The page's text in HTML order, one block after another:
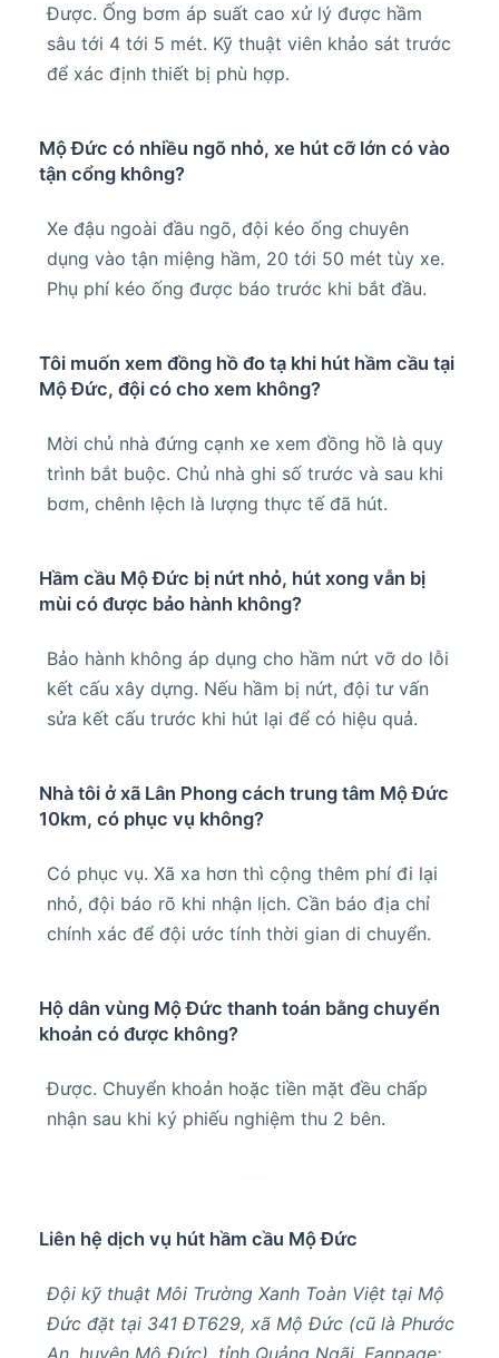
Được. Ống bơm áp suất cao xử lý được hầm
sâu tới 4 tới 5 mét. Kỹ thuật viên khảo sát trước
để xác định thiết bị phù hợp.
Mộ Đức có nhiều ngõ nhỏ, xe hút cỡ lớn có vào
tận cổng không?
Xe đậu ngoài đầu ngõ, đội kéo ống chuyên
dụng vào tận miệng hầm, 20 tới 50 mét tùy xe.
Phụ phí kéo ống được báo trước khi bắt đầu.
Tôi muốn xem đồng hồ đo tạ khi hút hầm cầu tại
Mộ Đức, đội có cho xem không?
Mời chủ nhà đứng cạnh xe xem đồng hồ là quy
trình bắt buộc. Chủ nhà ghi số trước và sau khi
bơm, chênh lệch là lượng thực tế đã hút.
Hầm cầu Mộ Đức bị nứt nhỏ, hút xong vẫn bị
mùi có được bảo hành không?
Bảo hành không áp dụng cho hầm nứt vỡ do lỗi
kết cấu xây dựng. Nếu hầm bị nứt, đội tư vấn
sửa kết cấu trước khi hút lại để có hiệu quả.
Nhà tôi ở xã Lân Phong cách trung tâm Mộ Đức
10km, có phục vụ không?
Có phục vụ. Xã xa hơn thì cộng thêm phí đi lại
nhỏ, đội báo rõ khi nhận lịch. Cần báo địa chỉ
chính xác để đội ước tính thời gian di chuyển.
Hộ dân vùng Mộ Đức thanh toán bằng chuyển
khoản có được không?
Được. Chuyển khoản hoặc tiền mặt đều chấp
nhận sau khi ký phiếu nghiệm thu 2 bên.
Liên hệ dịch vụ hút hầm cầu Mộ Đức
Đội kỹ thuật Môi Trường Xanh Toàn Việt tại Mộ
Đức đặt tại 341 ĐT629, xã Mộ Đức (cũ là Phước
An, huyện Mộ Đức), tỉnh Quảng Ngãi. Fanpage: